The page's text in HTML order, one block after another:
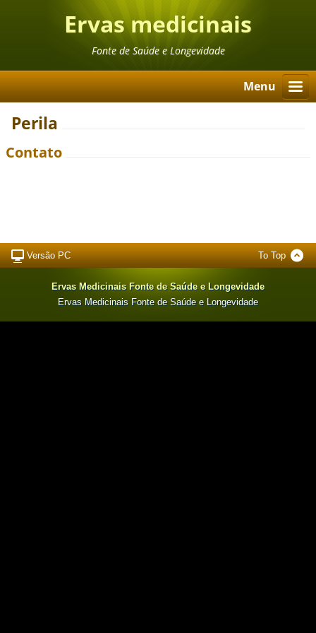
Ervas medicinais
Fonte de Saúde e Longevidade
Menu
Perila
Contato
Versão PC To Top
Ervas Medicinais Fonte de Saúde e Longevidade
Ervas Medicinais Fonte de Saúde e Longevidade